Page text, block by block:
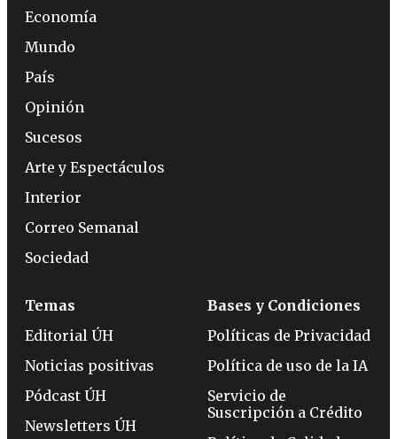
Economía
Mundo
País
Opinión
Sucesos
Arte y Espectáculos
Interior
Correo Semanal
Sociedad
Temas
Editorial ÚH
Noticias positivas
Pódcast ÚH
Newsletters ÚH
Bases y Condiciones
Políticas de Privacidad
Política de uso de la IA
Servicio de
Suscripción a Crédito